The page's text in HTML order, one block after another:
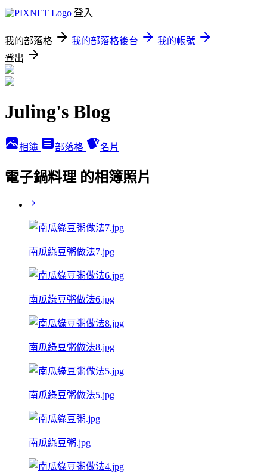
登入
我的部落格 我的部落格後台
我的帳號
登出
Juling's Blog
相簿 部落格 名片
電子鍋料理 的相簿照片
南瓜綠豆粥做法7.jpg
南瓜綠豆粥做法6.jpg
南瓜綠豆粥做法8.jpg
南瓜綠豆粥做法5.jpg
南瓜綠豆粥.jpg